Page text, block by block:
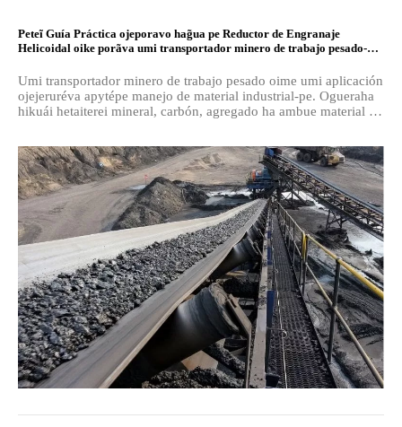
Peteĩ Guía Práctica ojeporavo hag̃ua pe Reductor de Engranaje
Helicoidal oike porãva umi transportador minero de trabajo pesado-pe
Umi transportador minero de trabajo pesado oime umi aplicación
ojejeruréva apytépe manejo de material industrial-pe. Ogueraha
hikuái hetaiterei mineral, carbón, agregado ha ambue material a